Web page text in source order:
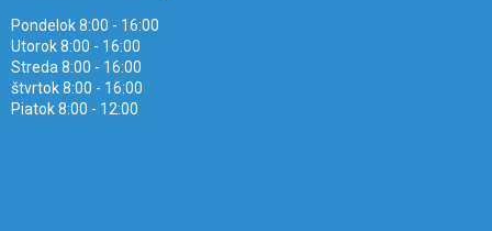
Pondelok 8:00 - 16:00
Utorok 8:00 - 16:00
Streda 8:00 - 16:00
štvrtok 8:00 - 16:00
Piatok 8:00 - 12:00